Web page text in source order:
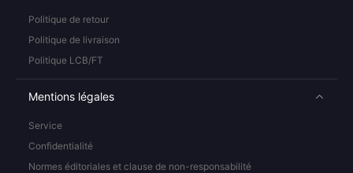
Politique de retour
Politique de livraison
Politique LCB/FT
Mentions légales
Service
Confidentialité
Normes éditoriales et clause de non-responsabilité